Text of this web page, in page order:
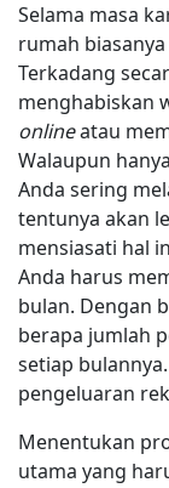
Selama masa
rumah
Terkadang
menghabiskan
onlineatau
Walaupun
Anda sering
tentunya akan
mensiasati hal
Anda harus
bulan. Dengan
berapa jumlah
setiap
pengeluaran
Menentukan
utama yang